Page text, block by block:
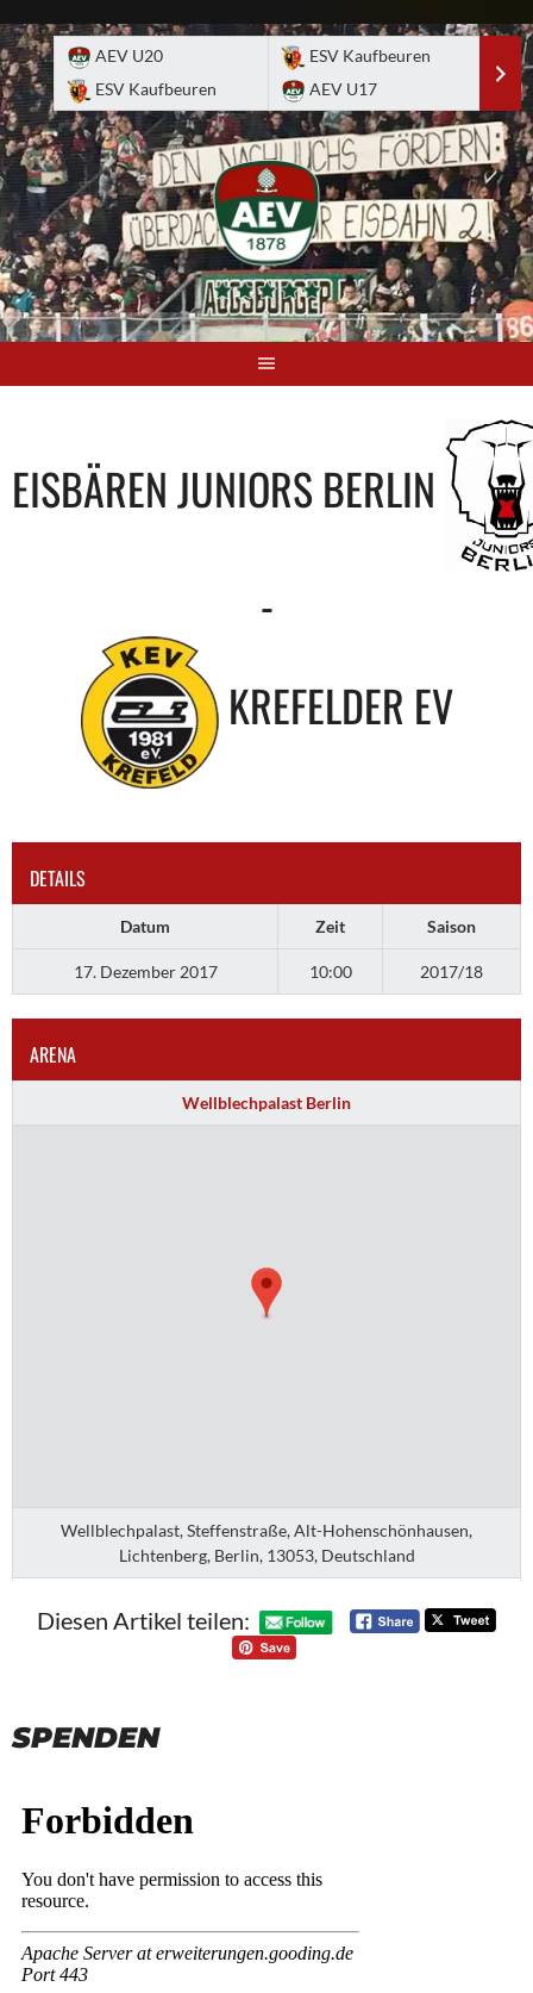
to
content
AEV U20
ESV Kaufbeuren
ESV Kaufbeuren
AEV U17
EISBÄREN JUNIORS BERLIN
-
KREFELDER EV
DETAILS
Datum Zeit Saison
17. Dezember 2017 10:00 2017/18
ARENA
Wellblechpalast Berlin
Wellblechpalast, Steffenstraße, Alt-Hohenschönhausen,
Lichtenberg, Berlin, 13053, Deutschland
Diesen Artikel teilen:
SPENDEN